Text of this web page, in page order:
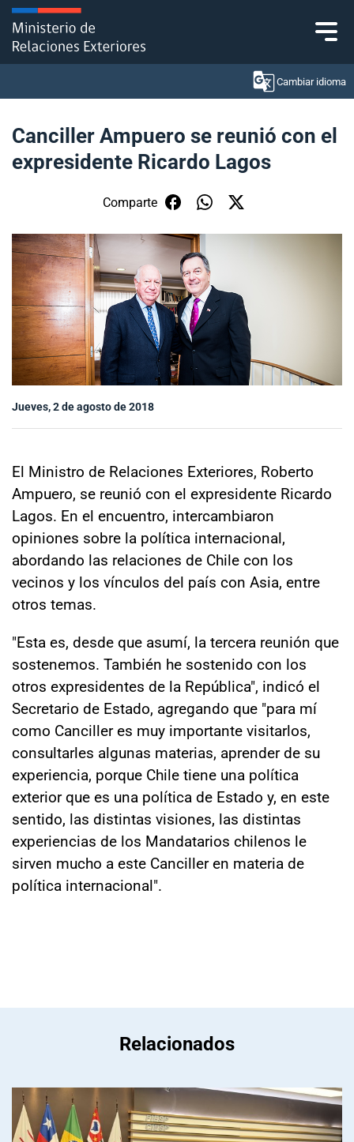
Click acá para ir directamente al contenido
Cambiar idioma
Ministerio
Política Exterior
Embajadas y consulados
Servicios ciudadanos
Subsecretaría de Relaciones Económicas
Internacionales
Sala de prensa
Canciller Ampuero se reunió con el
expresidente Ricardo Lagos
Comparte
Jueves, 2 de agosto de 2018
El Ministro de Relaciones Exteriores, Roberto
Ampuero, se reunió con el expresidente Ricardo
Lagos. En el encuentro, intercambiaron
opiniones sobre la política internacional,
abordando las relaciones de Chile con los
vecinos y los vínculos del país con Asia, entre
otros temas.
"Esta es, desde que asumí, la tercera reunión que
sostenemos. También he sostenido con los
otros expresidentes de la República", indicó el
Secretario de Estado, agregando que "para mí
como Canciller es muy importante visitarlos,
consultarles algunas materias, aprender de su
experiencia, porque Chile tiene una política
exterior que es una política de Estado y, en este
sentido, las distintas visiones, las distintas
experiencias de los Mandatarios chilenos le
sirven mucho a este Canciller en materia de
política internacional".
Relacionados